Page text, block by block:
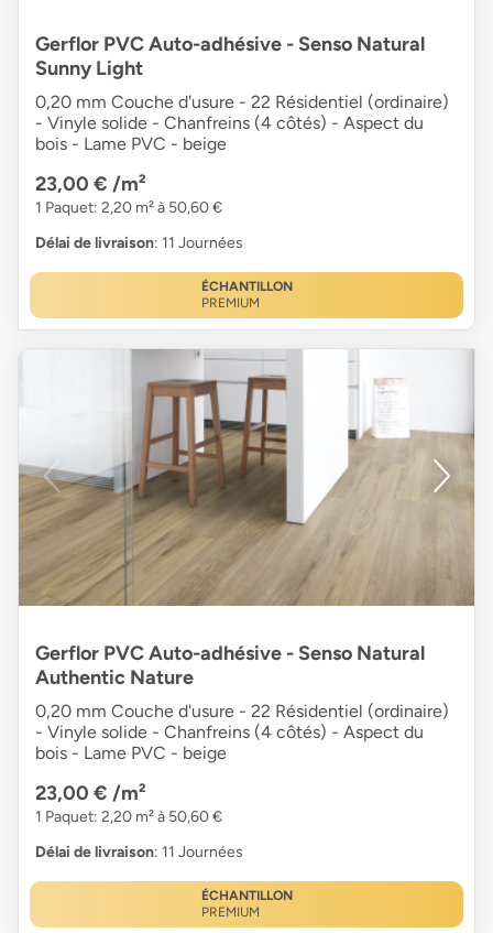
Gerflor PVC Auto-adhésive - Senso Natural
Sunny Light
0,20 mm Couche d'usure - 22 Résidentiel (ordinaire)
- Vinyle solide - Chanfreins (4 côtés) - Aspect du
bois - Lame PVC - beige
23,00 € /m²
1 Paquet: 2,20 m² à 50,60 €
Délai de livraison: 11 Journées
ÉCHANTILLON
PREMIUM
Gerflor PVC Auto-adhésive - Senso Natural
Authentic Nature
0,20 mm Couche d'usure - 22 Résidentiel (ordinaire)
- Vinyle solide - Chanfreins (4 côtés) - Aspect du
bois - Lame PVC - beige
23,00 € /m²
1 Paquet: 2,20 m² à 50,60 €
Délai de livraison: 11 Journées
ÉCHANTILLON
PREMIUM